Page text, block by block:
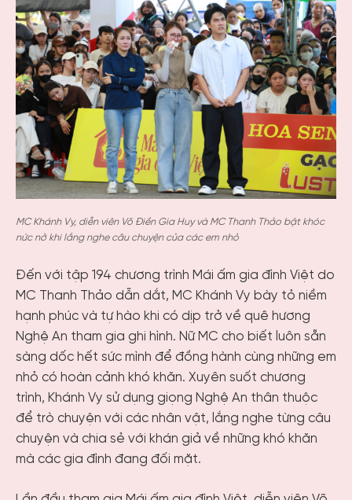
MC Khánh Vy, diễn viên Võ Điền Gia Huy và MC Thanh Thảo bật khóc
nức nở khi lắng nghe câu chuyện của các em nhỏ
Đến với tập 194 chương trình Mái ấm gia đình Việt do
MC Thanh Thảo dẫn dắt, MC Khánh Vy bày tỏ niềm
hạnh phúc và tự hào khi có dịp trở về quê hương
Nghệ An tham gia ghi hình. Nữ MC cho biết luôn sẵn
sàng dốc hết sức mình để đồng hành cùng những em
nhỏ có hoàn cảnh khó khăn. Xuyên suốt chương
trình, Khánh Vy sử dụng giọng Nghệ An thân thuộc
để trò chuyện với các nhân vật, lắng nghe từng câu
chuyện và chia sẻ với khán giả về những khó khăn
mà các gia đình đang đối mặt.